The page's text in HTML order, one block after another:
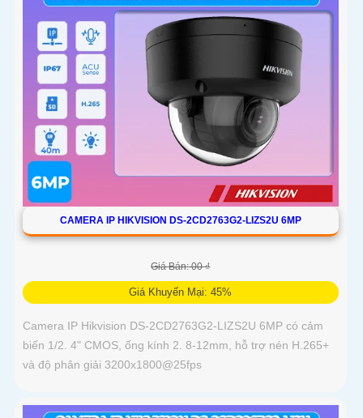
CAMERA IP HIKVISION DS-2CD2763G2-LIZS2U 6MP
Giá Bán: 00 ₫
Giá Khuyến Mại: 45%
Camera IP Hikvision DS-2CD2763G2-LIZS2U 6MP có cảm
biến 1/2. 4" CMOS, ống kính 2. 8-12mm, hỗ trợ nén H.265+
và độ phân giải 3200x1800@25fps